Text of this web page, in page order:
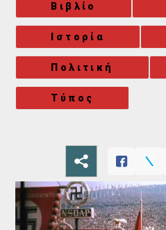
Βιβλίο
Ιστορία
Πολιτική
Τύπος